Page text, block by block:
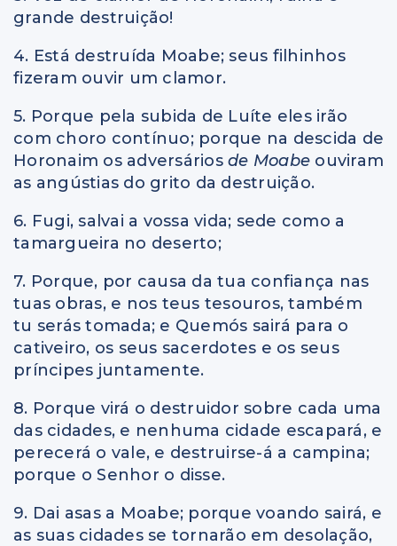
grande destruição!
4. Está destruída Moabe; seus filhinhos
fizeram ouvir um clamor.
5. Porque pela subida de Luíte eles irão
com choro contínuo; porque na descida de
Horonaim os adversários de Moabe ouviram
as angústias do grito da destruição.
6. Fugi, salvai a vossa vida; sede como a
tamargueira no deserto;
7. Porque, por causa da tua confiança nas
tuas obras, e nos teus tesouros, também
tu serás tomada; e Quemós sairá para o
cativeiro, os seus sacerdotes e os seus
príncipes juntamente.
8. Porque virá o destruidor sobre cada uma
das cidades, e nenhuma cidade escapará, e
perecerá o vale, e destruirse-á a campina;
porque o Senhor o disse.
9. Dai asas a Moabe; porque voando sairá, e
as suas cidades se tornarão em desolação,